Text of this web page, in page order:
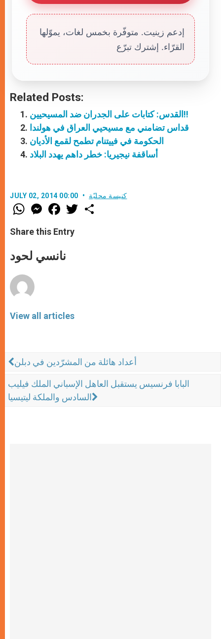
إدعم زينيت. متوفّرة بخمس لغات، يموّلها
القرّاء. إشترك تبرّع
Related Posts:
القدس: كتابات على الجدران ضد المسيحيين!!
قداس تضامني مع مسيحيي العراق في هولندا
الحكومة في فييتنام تطمح لقمع الأديان
أساقفة نيجيريا: خطر داهم يهدد البلاد
JULY 02, 2014 00:00 كنيسة محليّة
W
h
t
s
p
p
M
e
s
e
e
F
a
e
b
o
k
w
Share this Entry
نانسي لحود
View all articles
أعداد هائلة من المشرّدين في دبلن
البابا فرنسيس يستقبل العاهل الإسباني الملك فيليب
السادس والملكة ليتيسيا